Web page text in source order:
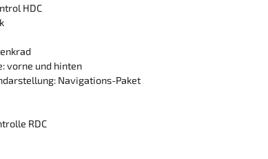
HDC
vorne und hinten
Navigations-Paket
RDC